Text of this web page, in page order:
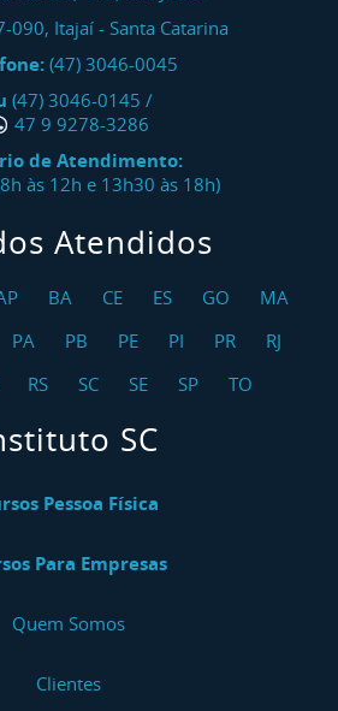
090, Itajaí- Santa Catarina
(47) 3046-0045
(47) 3046-0145 /
47 9 9278-3286
de Atendimento:
às 12h e 13h30 às 18h)
Atendidos
BA CE ES GO
MA
PA PB PE PI PR
RJ
RS SC SE SP TO
SC
Pessoa Física
Para Empresas
Quem Somos
Clientes